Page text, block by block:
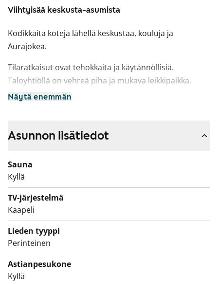
Viihtyisää keskusta-asumista
Kodikkaita koteja lähellä keskustaa, kouluja ja
Aurajokea.
Tilaratkaisut ovat tehokkaita ja käytännöllisiä.
Taloyhtiöllä on vehreä piha ja mukava leikkipaikka.
Yhtiössä on sekä luhtitaloasuntoja että
Vuokrattavissa autohallipaikkoja.
Näytä enemmän
Asunnon lisätiedot
Sauna
Kyllä
TV-järjestelmä
Kaapeli
Lieden tyyppi
Perinteinen
Astianpesukone
Kyllä